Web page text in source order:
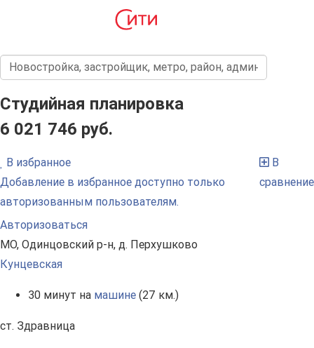
Студийная планировка
6 021 746 руб.
В избранное
Добавление в избранное доступно только
авторизованным пользователям.
Авторизоваться
В
сравнение
МО, Одинцовский р-н, д. Перхушково
Кунцевская
30 минут на машине (27 км.)
ст. Здравница